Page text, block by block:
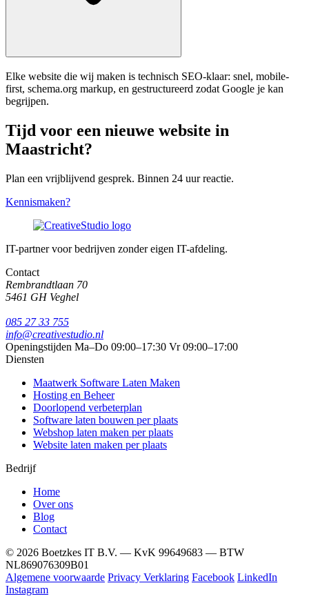
Elke website die wij maken is technisch SEO-klaar: snel, mobile-
first, schema.org markup, en gestructureerd zodat Google je kan
begrijpen.
Tijd voor een nieuwe website in
Maastricht?
Plan een vrijblijvend gesprek. Binnen 24 uur reactie.
Kennismaken?
IT-partner voor bedrijven zonder eigen IT-afdeling.
Contact
Rembrandtlaan 70
5461 GH Veghel
085 27 33 755
info@creativestudio.nl
Openingstijden Ma–Do 09:00–17:30 Vr 09:00–17:00
Diensten
Maatwerk Software Laten Maken
Hosting en Beheer
Doorlopend verbeterplan
Software laten bouwen per plaats
Webshop laten maken per plaats
Website laten maken per plaats
Bedrijf
Home
Over ons
Blog
Contact
© 2026 Boetzkes IT B.V. — KvK 99649683 — BTW
NL869076309B01
Algemene voorwaarde Privacy Verklaring Facebook LinkedIn
Instagram